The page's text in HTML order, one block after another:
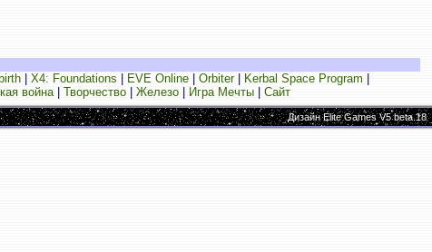
| X4: Foundations EVE Online| Orbiter| Kerbal Space Program
война| Творчество| Железо| Игра Мечты| Сайт
Дизайн Elite Games V5 beta.18